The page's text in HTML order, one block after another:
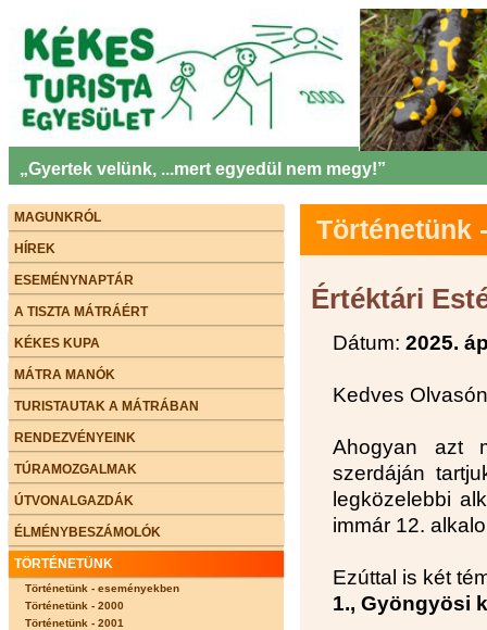
„Gyertek velünk, ...mert egyedül nem megy!”
MAGUNKRÓL
HÍREK
ESEMÉNYNAPTÁR
A TISZTA MÁTRÁÉRT
KÉKES KUPA
MÁTRA MANÓK
TURISTAUTAK A MÁTRÁBAN
RENDEZVÉNYEINK
TÚRAMOZGALMAK
ÚTVONALGAZDÁK
ÉLMÉNYBESZÁMOLÓK
TÖRTÉNETÜNK
Történetünk - eseményekben
Történetünk - 2000
Történetünk - 2001
Történetünk
Értéktári
Dátum: 2025.
Kedves
Ahogyan azt
szerdáján
legközelebbi
immár 12.
Ezúttal is két
1., Gyöngyösi